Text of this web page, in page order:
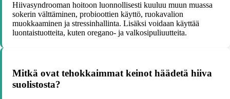
Hiivasyndrooman hoitoon luonnollisesti kuuluu muun muassa
sokerin välttäminen, probioottien käyttö, ruokavalion
muokkaaminen ja stressinhallinta. Lisäksi voidaan käyttää
luontaistuotteita, kuten oregano- ja valkosipuliuutteita.
Mitkä ovat tehokkaimmat keinot häädetä hiiva
suolistosta?